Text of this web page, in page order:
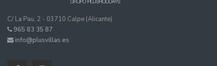
C/ La Pau, 2 - 03710 Calpe (Alicante)
965 83 35 87
info@plusvillas.es